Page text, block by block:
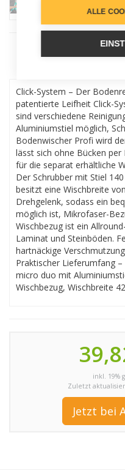
Click-System – Der
patentierte Leifheit Click-
sind verschiedene
Aluminiumstiel möglich,
Bodenwischer Profi wird
lässt sich ohne Bücken per
für die separat erhältliche
Der Schrubber mit Stiel
besitzt eine Wischbreite
Drehgelenk, sodass ein
möglich ist, Mikrofaser-
Wischbezug ist ein
Laminat und Steinböden.
hartnäckige
Praktischer Lieferumfang
micro duo mit
Wischbezug, Wischbreite
inkl. 19%
Zuletzt
Jetzt bei
ALLE